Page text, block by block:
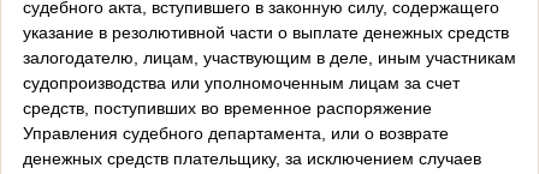
судебного акта, вступившего в законную силу, содержащего
указание в резолютивной части о выплате денежных средств
залогодателю, лицам, участвующим в деле, иным участникам
судопроизводства или уполномоченным лицам за счет
средств, поступивших во временное распоряжение
Управления судебного департамента, или о возврате
денежных средств плательщику, за исключением случаев